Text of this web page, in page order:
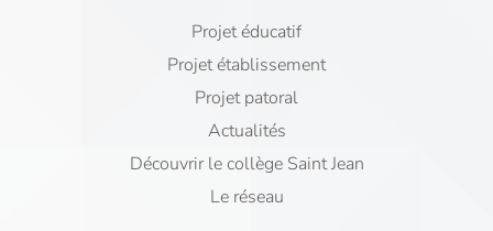
Projet éducatif
Projet établissement
Projet patoral
Actualités
Découvrir le collège Saint Jean
Le réseau